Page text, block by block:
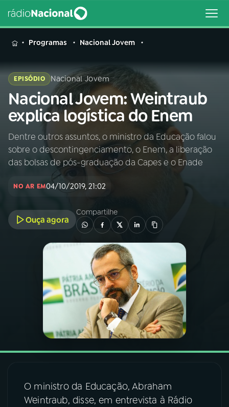
MENU
Buscar
na
Rádio
Nacional
Buscar
AO VIVO
01INÍCIO
02A RÁDIO
PROGRAMAÇÃO
PROGRAMAS
06VIDEOCASTS
07 ÚLTIMAS
Programas Nacional Jovem
EPISÓDIO Nacional Jovem
Nacional Jovem: Weintraub
explica logística do Enem
Dentre outros assuntos, o ministro da Educação falou
sobre o descontingenciamento, o Enem, a liberação
das bolsas de pós-graduação da Capes e o Enade
NO AR EM04/10/2019, 21:02
Ouça agora
Compartilhe
O ministro da Educação, Abraham
Weintraub, disse, em entrevista à Rádio